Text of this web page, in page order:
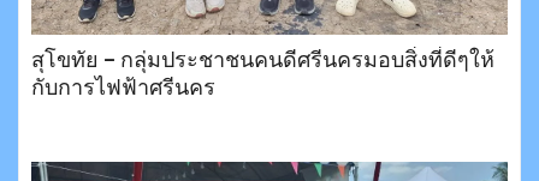
สุโขทัย – กลุ่มประชาชนคนดีศรีนครมอบสิ่งที่ดีๆให้
กับการไฟฟ้าศรีนคร